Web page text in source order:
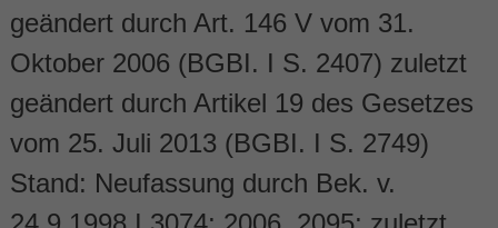
geändert durch Art. 146 V vom 31.
Oktober 2006 (BGBI. I S. 2407) zuletzt
geändert durch Artikel 19 des Gesetzes
vom 25. Juli 2013 (BGBI. I S. 2749)
Stand: Neufassung durch Bek. v.